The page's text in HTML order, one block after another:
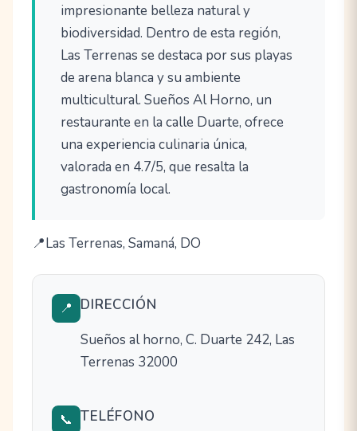
impresionante belleza natural y
biodiversidad. Dentro de esta región,
Las Terrenas se destaca por sus playas
de arena blanca y su ambiente
multicultural. Sueños Al Horno, un
restaurante en la calle Duarte, ofrece
una experiencia culinaria única,
valorada en 4.7/5, que resalta la
gastronomía local.
Las Terrenas, Samaná, DO
📍 DIRECCIÓN
Sueños al horno, C. Duarte 242, Las
Terrenas 32000
📞 TELÉFONO